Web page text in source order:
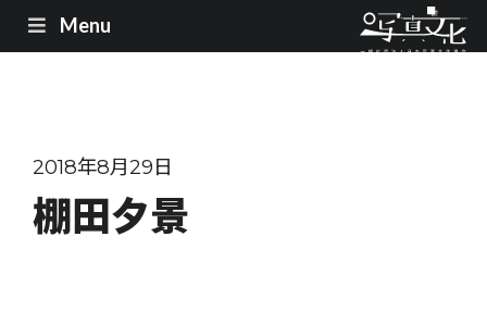
Menu
2018年8月29日
棚田夕景